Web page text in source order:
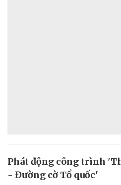
Phát động công trình
- Đường cờ Tổ quốc'